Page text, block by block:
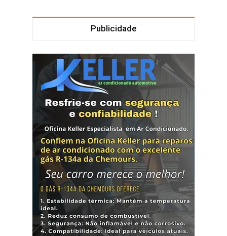
Publicidade